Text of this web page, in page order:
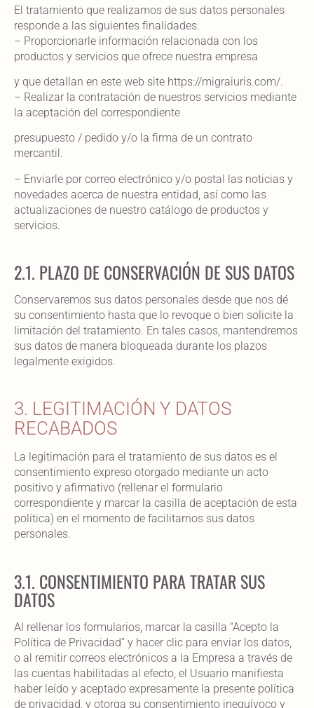
El tratamiento que realizamos de sus datos personales
responde a las siguientes finalidades:
– Proporcionarle información relacionada con los
productos y servicios que ofrece nuestra empresa
y que detallan en este web site https://migraiuris.com/.
– Realizar la contratación de nuestros servicios mediante
la aceptación del correspondiente
presupuesto / pedido y/o la firma de un contrato
mercantil.
– Enviarle por correo electrónico y/o postal las noticias y
novedades acerca de nuestra entidad, así como las
actualizaciones de nuestro catálogo de productos y
servicios.
2.1. PLAZO DE CONSERVACIÓN DE SUS DATOS
Conservaremos sus datos personales desde que nos dé
su consentimiento hasta que lo revoque o bien solicite la
limitación del tratamiento. En tales casos, mantendremos
sus datos de manera bloqueada durante los plazos
legalmente exigidos.
3. LEGITIMACIÓN Y DATOS
RECABADOS
La legitimación para el tratamiento de sus datos es el
consentimiento expreso otorgado mediante un acto
positivo y afirmativo (rellenar el formulario
correspondiente y marcar la casilla de aceptación de esta
política) en el momento de facilitarnos sus datos
personales.
3.1. CONSENTIMIENTO PARA TRATAR SUS
DATOS
Al rellenar los formularios, marcar la casilla “Acepto la
Política de Privacidad” y hacer clic para enviar los datos,
o al remitir correos electrónicos a la Empresa a través de
las cuentas habilitadas al efecto, el Usuario manifiesta
haber leído y aceptado expresamente la presente política
de privacidad, y otorga su consentimiento inequívoco y